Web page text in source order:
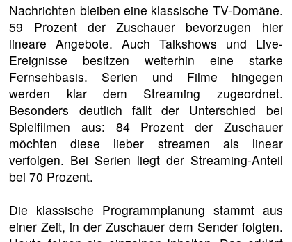
Nachrichten bleiben eine klassische TV-Domäne.
59 Prozent der Zuschauer bevorzugen hier
lineare Angebote. Auch Talkshows und Live-
Ereignisse besitzen weiterhin eine starke
Fernsehbasis. Serien und Filme hingegen
werden klar dem Streaming zugeordnet.
Besonders deutlich fällt der Unterschied bei
Spielfilmen aus: 84 Prozent der Zuschauer
möchten diese lieber streamen als linear
verfolgen. Bei Serien liegt der Streaming-Anteil
bei 70 Prozent.
Die klassische Programmplanung stammt aus
einer Zeit, in der Zuschauer dem Sender folgten.